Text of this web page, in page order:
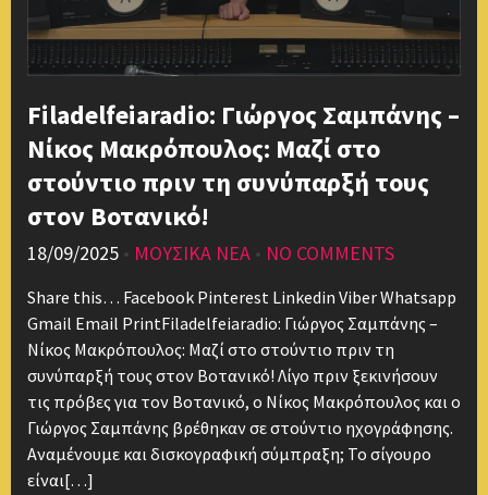
Filadelfeiaradio: Γιώργος Σαμπάνης –
Νίκος Μακρόπουλος: Μαζί στο
στούντιο πριν τη συνύπαρξή τους
στον Βοτανικό!
18/09/2025 • ΜΟΥΣΙΚΑ ΝΕΑ • NO COMMENTS
Share this… Facebook Pinterest Linkedin Viber Whatsapp
Gmail Email PrintFiladelfeiaradio: Γιώργος Σαμπάνης –
Νίκος Μακρόπουλος: Μαζί στο στούντιο πριν τη
συνύπαρξή τους στον Βοτανικό! Λίγο πριν ξεκινήσουν
τις πρόβες για τον Βοτανικό, ο Νίκος Μακρόπουλος και ο
Γιώργος Σαμπάνης βρέθηκαν σε στούντιο ηχογράφησης.
Αναμένουμε και δισκογραφική σύμπραξη; Το σίγουρο
είναι[…]